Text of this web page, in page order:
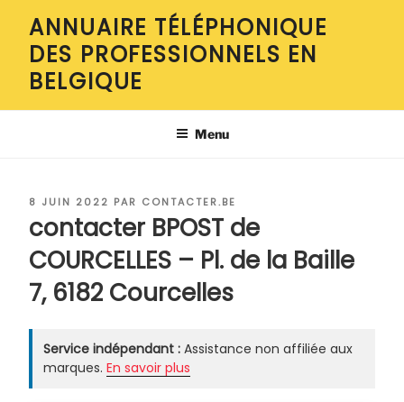
contenu
principal
ANNUAIRE TÉLÉPHONIQUE
DES PROFESSIONNELS EN
BELGIQUE
Menu
PUBLIÉ
8 JUIN 2022 PAR CONTACTER.BE
contacter BPOST de
COURCELLES – Pl. de la Baille
7, 6182 Courcelles
Service indépendant : Assistance non affiliée aux
marques. En savoir plus